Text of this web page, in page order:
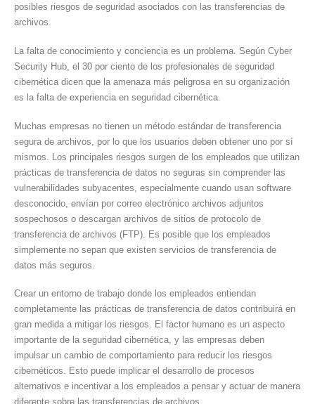
posibles riesgos de seguridad asociados con las transferencias de
archivos.
La falta de conocimiento y conciencia es un problema. Según Cyber
Security Hub, el 30 por ciento de los profesionales de seguridad
cibernética dicen que la amenaza más peligrosa en su organización
es la falta de experiencia en seguridad cibernética.
Muchas empresas no tienen un método estándar de transferencia
segura de archivos, por lo que los usuarios deben obtener uno por sí
mismos. Los principales riesgos surgen de los empleados que utilizan
prácticas de transferencia de datos no seguras sin comprender las
vulnerabilidades subyacentes, especialmente cuando usan software
desconocido, envían por correo electrónico archivos adjuntos
sospechosos o descargan archivos de sitios de protocolo de
transferencia de archivos (FTP). Es posible que los empleados
simplemente no sepan que existen servicios de transferencia de
datos más seguros.
Crear un entorno de trabajo donde los empleados entiendan
completamente las prácticas de transferencia de datos contribuirá en
gran medida a mitigar los riesgos. El factor humano es un aspecto
importante de la seguridad cibernética, y las empresas deben
impulsar un cambio de comportamiento para reducir los riesgos
cibernéticos. Esto puede implicar el desarrollo de procesos
alternativos e incentivar a los empleados a pensar y actuar de manera
diferente sobre las transferencias de archivos.